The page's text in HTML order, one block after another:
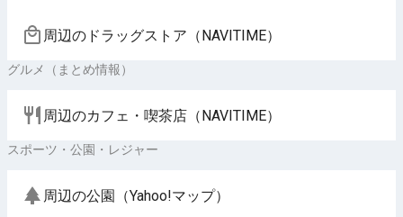
周辺のドラッグストア（NAVITIME）
グルメ（まとめ情報）
周辺のカフェ・喫茶店（NAVITIME）
スポーツ・公園・レジャー
周辺の公園（Yahoo!マップ）